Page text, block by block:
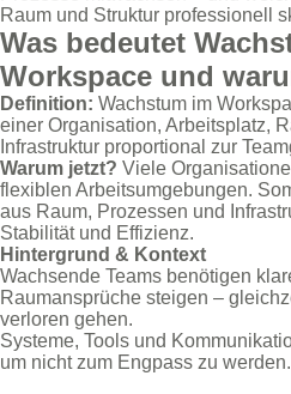
Raum und Struktur professionell
Was bedeutet
Workspace und
Definition: Wachstum im
einer Organisation, Arbeitsplatz,
Infrastruktur proportional zur
Warum jetzt? Viele
flexiblen Arbeitsumgebungen.
aus Raum, Prozessen und
Stabilität und Effizienz.
Hintergrund & Kontext
Wachsende Teams benötigen
Raumansprüche steigen –
verloren gehen.
Systeme, Tools und
um nicht zum Engpass zu werden.